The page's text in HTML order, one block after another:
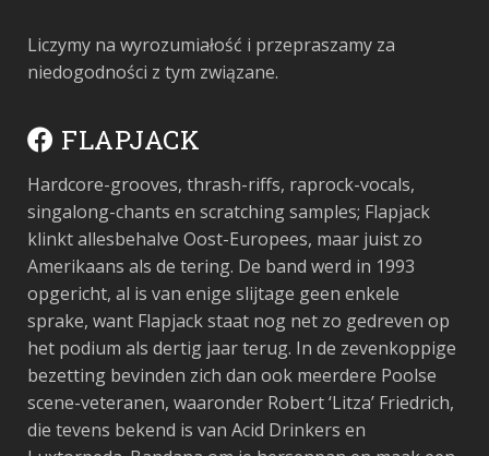
Liczymy na wyrozumiałość i przepraszamy za
niedogodności z tym związane.
FLAPJACK
Hardcore-grooves, thrash-riffs, raprock-vocals,
singalong-chants en scratching samples; Flapjack
klinkt allesbehalve Oost-Europees, maar juist zo
Amerikaans als de tering. De band werd in 1993
opgericht, al is van enige slijtage geen enkele
sprake, want Flapjack staat nog net zo gedreven op
het podium als dertig jaar terug. In de zevenkoppige
bezetting bevinden zich dan ook meerdere Poolse
scene-veteranen, waaronder Robert ‘Litza’ Friedrich,
die tevens bekend is van Acid Drinkers en